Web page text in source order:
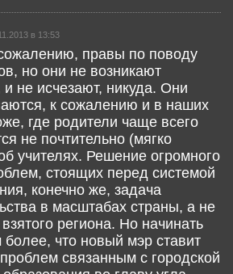
в 13:53
правы по поводу
но они не возникают
и не исчезают, никуда. Они
к сожалению и в наших
где родители чаще всего
не почтительно (мягко
учителях. Решение огромного
стоящих перед системой
конечно же, задача
в масштабах страны, а не
региона. Но начинать
более, что новый мэр ставит
связанным с городской